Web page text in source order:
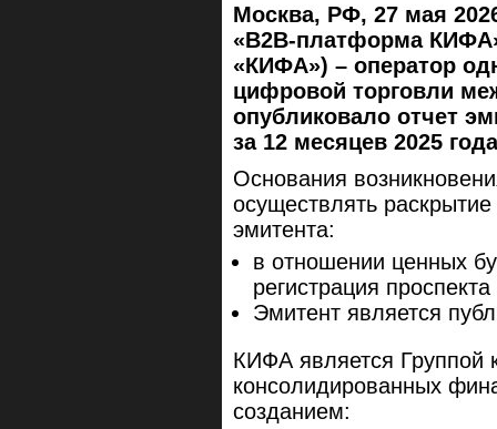
Москва, РФ, 27 мая
«B2B-платформа
«КИФА») – оператор
цифровой торговли
опубликовало отчет
за 12 месяцев 2025
Основания
осуществлять
эмитента:
в отношении ценных
регистрация
Эмитент является
КИФА является Группой
консолидированных
созданием: